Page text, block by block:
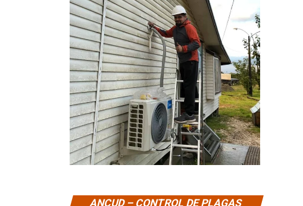
ANCUD – CONTROL DE PLAGAS